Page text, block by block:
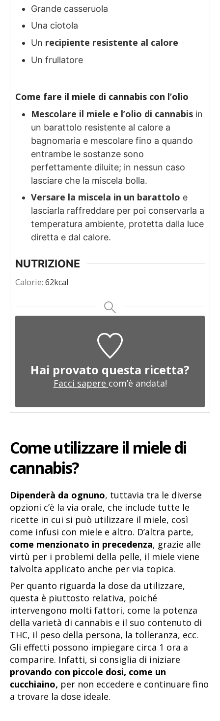
Grande casseruola
Una ciotola
Un recipiente resistente al calore
Un frullatore
Come fare il miele di cannabis con l’olio
Mescolare il miele e l’olio di cannabis in
un barattolo resistente al calore a
bagnomaria e mescolare fino a quando
entrambe le sostanze sono
perfettamente diluite; in nessun caso
lasciare che la miscela bolla.
Versare la miscela in un barattolo e
lasciarla raffreddare per poi conservarla a
temperatura ambiente, protetta dalla luce
diretta e dal calore.
NUTRIZIONE
Calorie: 62kcal
Hai provato questa ricetta?
Facci sapere com’è andata!
Come utilizzare il miele di
cannabis?
Dipenderà da ognuno, tuttavia tra le diverse
opzioni c’è la via orale, che include tutte le
ricette in cui si può utilizzare il miele, così
come infusi con miele e altro. D’altra parte,
come menzionato in precedenza, grazie alle
virtù per i problemi della pelle, il miele viene
talvolta applicato anche per via topica.
Per quanto riguarda la dose da utilizzare,
questa è piuttosto relativa, poiché
intervengono molti fattori, come la potenza
della varietà di cannabis e il suo contenuto di
THC, il peso della persona, la tolleranza, ecc.
Gli effetti possono impiegare circa 1 ora a
comparire. Infatti, si consiglia di iniziare
provando con piccole dosi, come un
cucchiaino, per non eccedere e continuare fino
a trovare la dose ideale.